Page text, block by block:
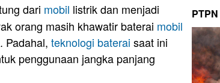
dari mobil listrik dan menjadi
orang masih khawatir baterai mobil
Padahal, teknologi baterai saat ini
penggunaan jangka panjang